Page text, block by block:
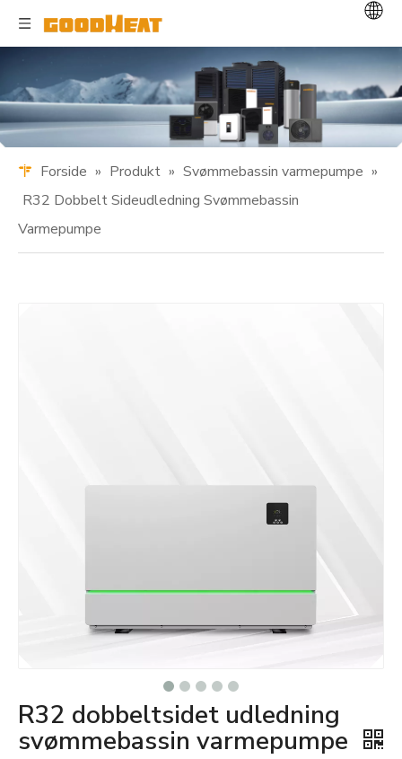
Forside » Produkt » Svømmebassin varmepumpe »
R32 Dobbelt Sideudledning Svømmebassin
Varmepumpe
R32 dobbeltsidet udledning
svømmebassin varmepumpe